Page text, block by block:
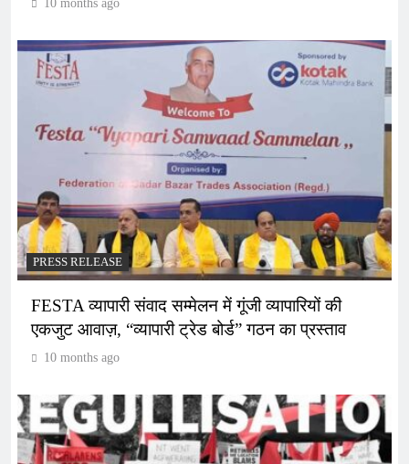
10 months ago
PRESS RELEASE
FESTA व्यापारी संवाद सम्मेलन में गूंजी व्यापारियों की
एकजुट आवाज़, “व्यापारी ट्रेड बोर्ड” गठन का प्रस्ताव
10 months ago